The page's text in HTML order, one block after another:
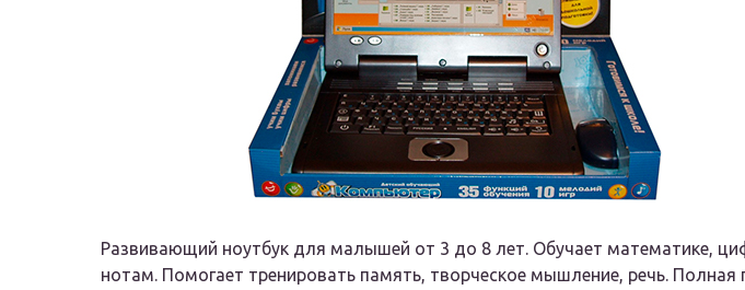
Развивающий ноутбук для малышей от 3 до 8 лет. Обучает математике,
нотам. Помогает тренировать память, творческое мышление, речь. Полная